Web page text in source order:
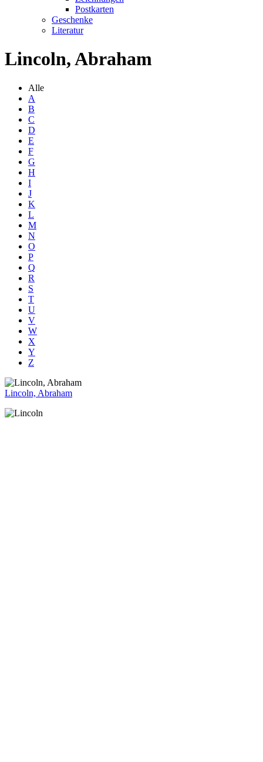
Postkarten
Geschenke
Literatur
Lincoln, Abraham
Alle
A
B
C
D
E
F
G
H
I
J
K
L
M
N
O
P
Q
R
S
T
U
V
W
X
Y
Z
Lincoln, Abraham